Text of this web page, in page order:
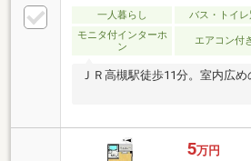
一人暮らし バス・トイレ
モニタ付インターホ
ン
エアコン付
ＪＲ高槻駅徒歩11分。室内広め
5万円